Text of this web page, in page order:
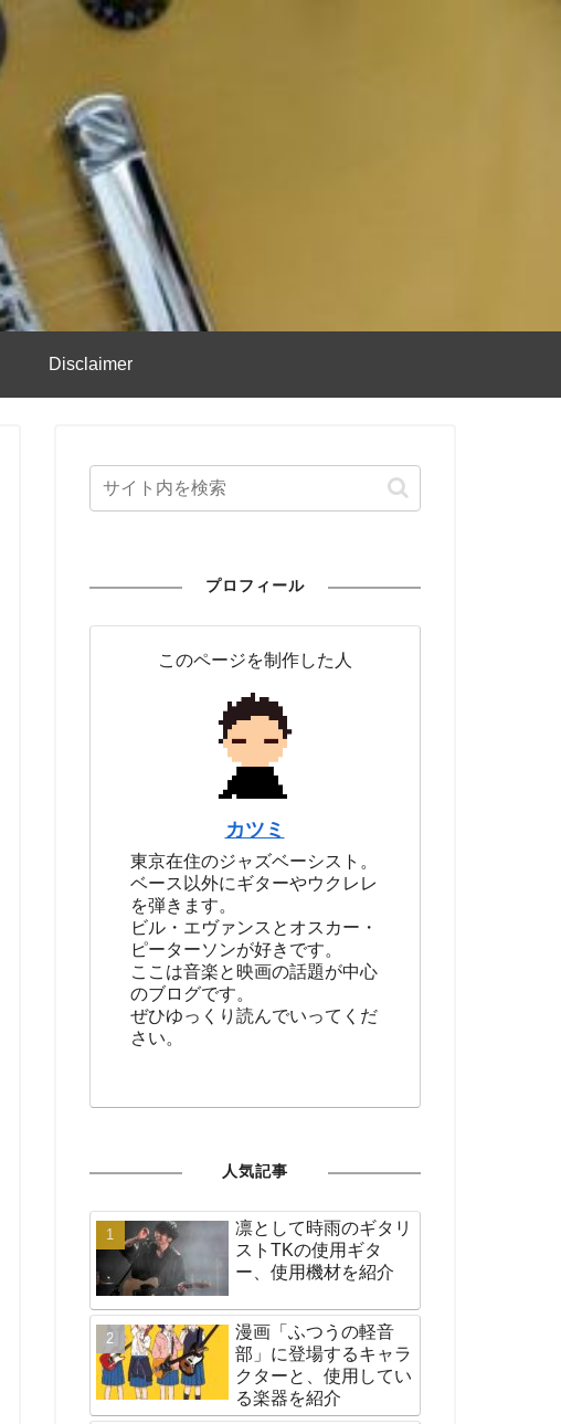
Disclaimer
プロフィール
このページを制作した人
カツミ
東京在住のジャズベーシスト。
ベース以外にギターやウクレレ
を弾きます。
ビル・エヴァンスとオスカー・
ピーターソンが好きです。
ここは音楽と映画の話題が中心
のブログです。
ぜひゆっくり読んでいってくだ
さい。
人気記事
凛として時雨のギタリ
ストTKの使用ギタ
ー、使用機材を紹介
漫画「ふつうの軽音
部」に登場するキャラ
クターと、使用してい
る楽器を紹介